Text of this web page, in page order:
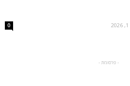
0
- פרסומת -